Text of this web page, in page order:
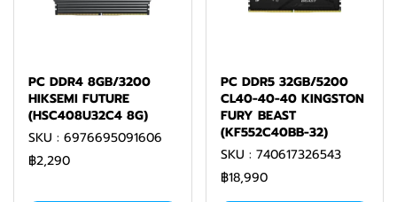
PC DDR4 8GB/3200
HIKSEMI FUTURE
(HSC408U32C4 8G)
SKU : 6976695091606
฿2,290
PC DDR5 32GB/5200
CL40-40-40 KINGSTON
FURY BEAST
(KF552C40BB-32)
SKU : 740617326543
฿18,990